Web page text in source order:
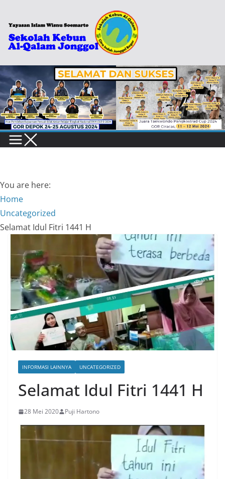
content
You are here:
Home
Uncategorized
Selamat Idul Fitri 1441 H
INFORMASI LAINNYA UNCATEGORIZED
Selamat Idul Fitri 1441 H
28 Mei 2020 Puji Hartono